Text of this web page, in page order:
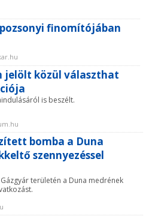
finomítójában
jelölt közül választhat
is beszélt.
bomba a Duna
szennyezéssel
területén a Duna medrének